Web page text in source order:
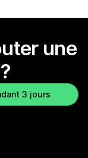
une
3 jours